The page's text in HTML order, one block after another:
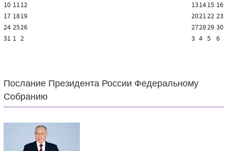
10 1112 131415 16
17 1819 202122 23
24 2526 272829 30
31 1 2 3 4 5 6
Послание Президента России Федеральному
Собранию